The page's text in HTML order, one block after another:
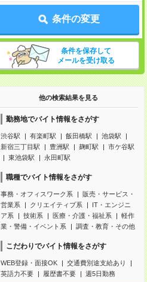
条件の変更
条件を保存して
メールを受け取る
他の検索結果を見る
勤務地でバイト情報をさがす
渋谷駅 有楽町駅 飯田橋駅
池袋駅
新宿三丁目駅
豊洲駅 麹町駅
市ケ谷駅
東池袋駅
永田町駅
職種でバイト情報をさがす
事務・オフィスワーク系
販売・サービス・
営業系
クリエイティブ系
IT・エンジニ
ア系
技術系 医療・介護・福祉系
軽作
業・警備・イベント系
調査・教育・その他
こだわりでバイト情報をさがす
WEB登録・面接OK
交通費別途支給あり
英語力不要
履歴書不要 週5日勤務